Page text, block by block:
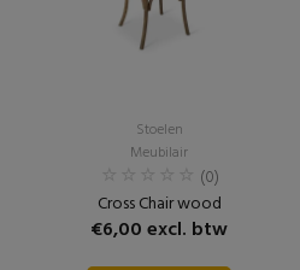
Stoelen
Meubilair
(0)
Cross Chair wood
€6,00 excl. btw